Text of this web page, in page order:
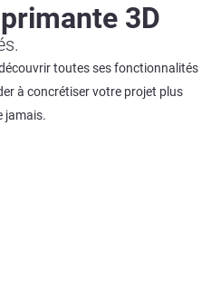
3D
toutes ses fonctionnalités
à concrétiser votre projet plus
jamais.